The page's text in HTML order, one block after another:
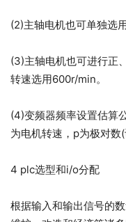
(2)主轴电机也可单独选
(3)主轴电机也可进行正
转速选用600r/min。
(4)变频器频率设置估算
为电机转速，p为极对数(
4 plc选型和i/o分配
根据输入和输出信号的